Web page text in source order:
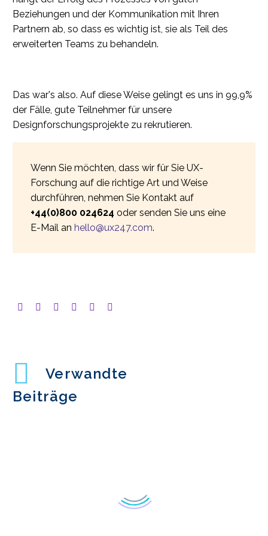
Beziehungen und der Kommunikation mit Ihren
Partnern ab, so dass es wichtig ist, sie als Teil des
erweiterten Teams zu behandeln.
Das war's also. Auf diese Weise gelingt es uns in 99,9%
der Fälle, gute Teilnehmer für unsere
Designforschungsprojekte zu rekrutieren.
Wenn Sie möchten, dass wir für Sie UX-
Forschung auf die richtige Art und Weise
durchführen, nehmen Sie Kontakt auf
+44(0)800 024624 oder senden Sie uns eine
E-Mail an hello@ux247.com.
Verwandte
Beiträge